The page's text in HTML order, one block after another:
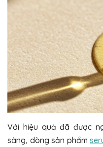
Với hiệu quả đã được
sàng, dòng sản phẩm